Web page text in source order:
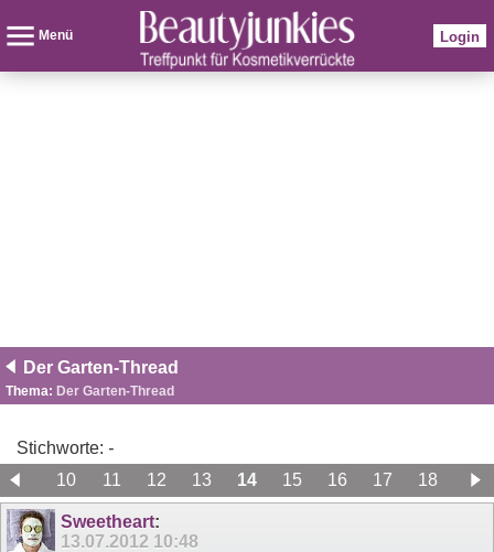
Menü Login
Der Garten-Thread
Thema: Der Garten-Thread
Stichworte: -
9
10 11 12 13 14 15 16 17 18
19
28
29 30
Sweetheart:
13.07.2012 10:48